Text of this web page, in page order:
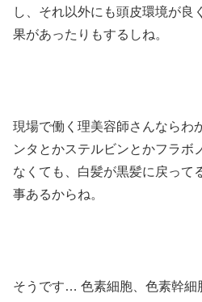
し、それ以外にも頭皮環境が良
果があったりもするしね。
現場で働く理美容師さんならわ
ンタとかステルビンとかフラボ
なくても、白髪が黒髪に戻って
事あるからね。
そうです… 色素細胞、色素幹細